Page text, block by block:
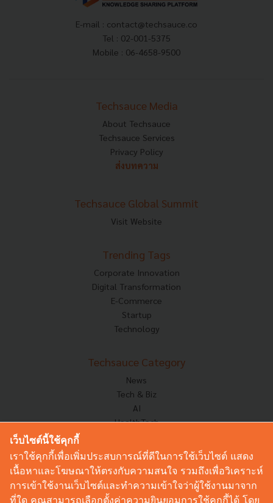
E-mail : contact@techsauce.co
Tel : 02-001-5375
Mobile : 06-4658-9500
Techsauce Media
About Techsauce
Techsauce Services
Privacy Policy
ส่งบทความ
Techsauce Global Summit
Visit Website
Trending Tags
Corporate Innovation
Digital Transformation
E-Commerce
Startup
Technology
Techsauce Category
News
Tech & Biz
AI
HealthTech
Corp Innov
Saucy Thoughts
Sustainable
เว็บไซต์นี้ใช้คุกกี้
เราใช้คุกกี้เพื่อเพิ่มประสบการณ์ที่ดีในการใช้เว็บไซต์ แสดง
เนื้อหาและโฆษณาให้ตรงกับความสนใจ รวมถึงเพื่อวิเคราะห์
การเข้าใช้งานเว็บไซต์และทำความเข้าใจว่าผู้ใช้งานมาจาก
ที่ใด คุณสามารถเลือกตั้งค่าความยินยอมการใช้คุกกี้ได้ โดย